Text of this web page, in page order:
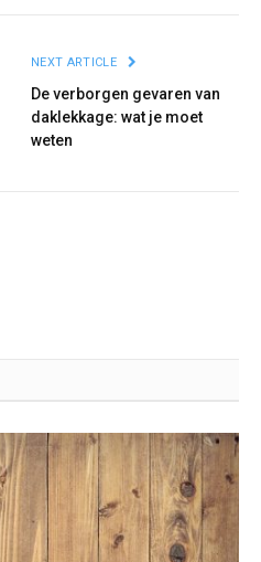
NEXT ARTICLE
De verborgen gevaren van
daklekkage: wat je moet
weten